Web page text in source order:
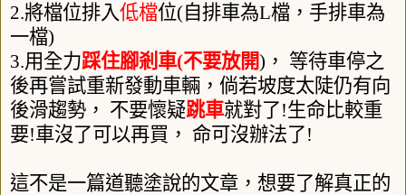
2.將檔位排入低檔位(自排車為L檔，手排車為
一檔)
3.用全力踩住腳剎車(不要放開) ， 等待車停之
後再嘗試重新發動車輛，倘若坡度太陡仍有向
後滑趨勢， 不要懷疑跳車就對了!生命比較重
要!車沒了可以再買， 命可沒辦法了!
這不是一篇道聽塗說的文章，想要了解真正的